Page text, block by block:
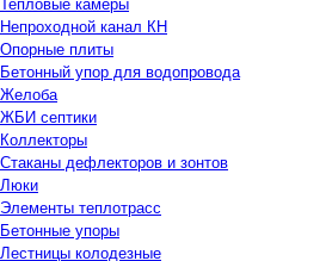
Непроходной канал КН
Опорные плиты
Бетонный упор для водопровода
Желоба
ЖБИ септики
Коллекторы
Стаканы дефлекторов и зонтов
Люки
Элементы теплотрасс
Бетонные упоры
Лестницы колодезные